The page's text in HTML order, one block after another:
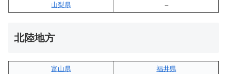
山梨県
–
北陸地方
富山県
福井県